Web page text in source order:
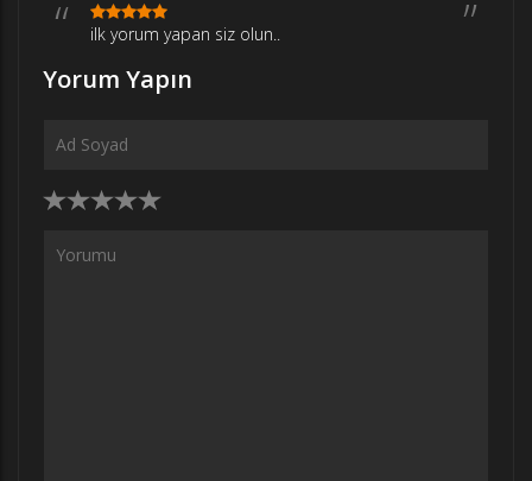
ilk yorum yapan siz olun..
Yorum Yapın